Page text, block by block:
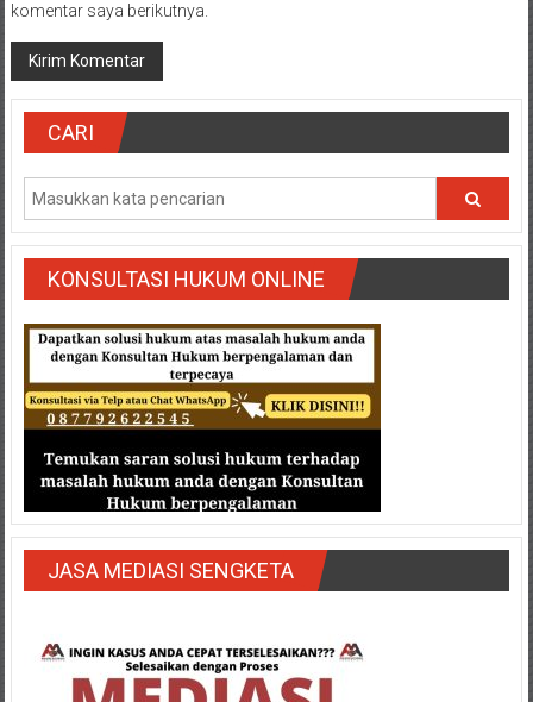
komentar saya berikutnya.
CARI
KONSULTASI HUKUM ONLINE
JASA MEDIASI SENGKETA